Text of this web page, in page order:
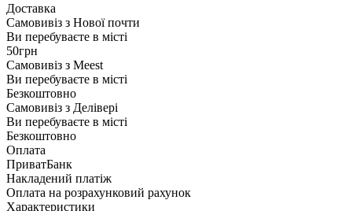
Доставка
Самовивіз з Нової почти
Ви перебуваєте в місті
50грн
Самовивіз з Meest
Ви перебуваєте в місті
Безкоштовно
Самовивіз з Делівері
Ви перебуваєте в місті
Безкоштовно
Оплата
ПриватБанк
Накладений платіж
Оплата на розрахунковий рахунок
Характеристики